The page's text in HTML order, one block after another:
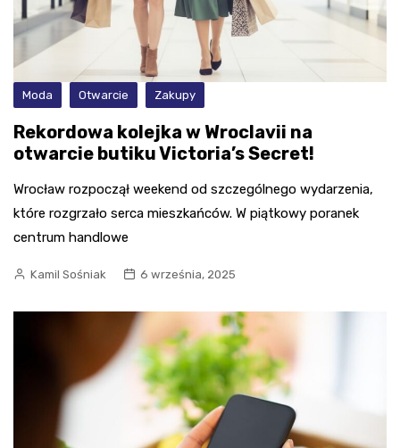
Moda Otwarcie Zakupy
Rekordowa kolejka w Wroclavii na
otwarcie butiku Victoria’s Secret!
Wrocław rozpoczął weekend od szczególnego wydarzenia,
które rozgrzało serca mieszkańców. W piątkowy poranek
centrum handlowe
Kamil Sośniak 6 września, 2025